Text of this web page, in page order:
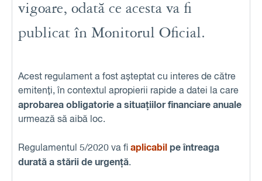
vigoare, odată ce acesta va fi
publicat în Monitorul Oficial.
Acest regulament a fost așteptat cu interes de către
emitenți, în contextul apropierii rapide a datei la care
aprobarea obligatorie a situațiilor financiare anuale
urmează să aibă loc.
Regulamentul 5/2020 va fi aplicabil pe întreaga
durată a stării de urgență.